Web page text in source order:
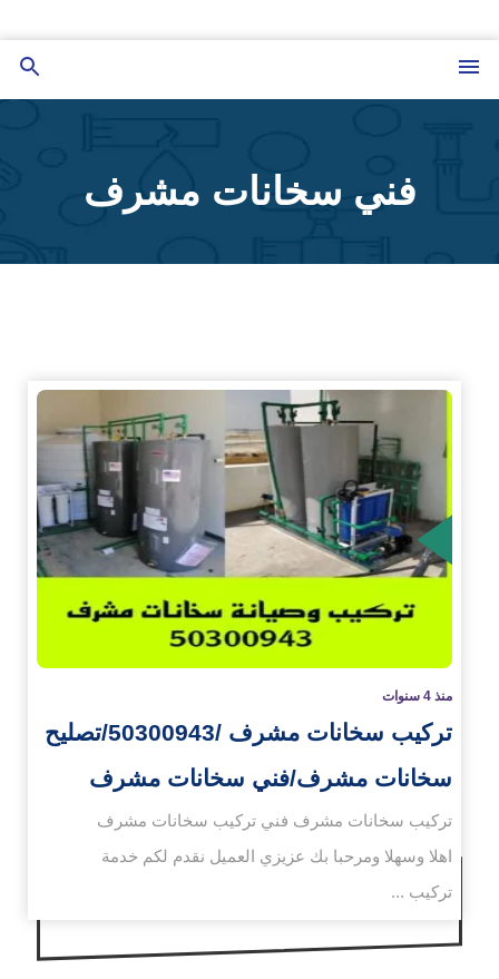
إلى
المحتوى
فني سخانات مشرف
منذ 4 سنوات
تركيب سخانات مشرف /50300943/تصليح
سخانات مشرف/فني سخانات مشرف
تركيب سخانات مشرف فني تركيب سخانات مشرف
اهلا وسهلا ومرحبا بك عزيزي العميل نقدم لكم خدمة
تركيب ...